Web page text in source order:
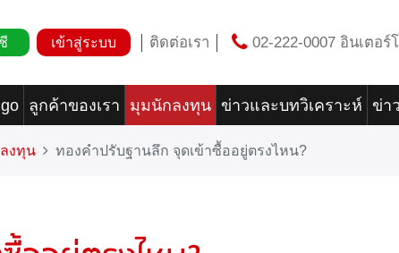
เข้าสู่ระบบ ติดต่อเรา 02-222-0007 อินเตอร์
ลูกค้าของเรา มุมนักลงทุน ข่าวและบทวิเคราะห์ ข่า
งทุน ทองคำปรับฐานลึก จุดเข้าซื้ออยู่ตรงไหน?